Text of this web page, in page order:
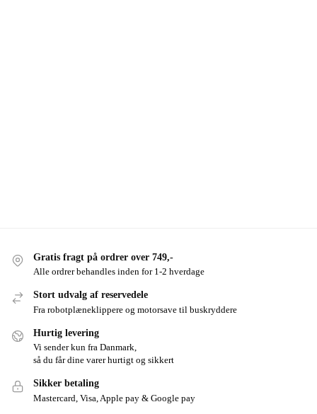
Gratis fragt på ordrer over 749,-
Alle ordrer behandles inden for 1-2 hverdage
Stort udvalg af reservedele
Fra robotplæneklippere og motorsave til buskryddere
Hurtig levering
Vi sender kun fra Danmark,
så du får dine varer hurtigt og sikkert
Sikker betaling
Mastercard, Visa, Apple pay & Google pay